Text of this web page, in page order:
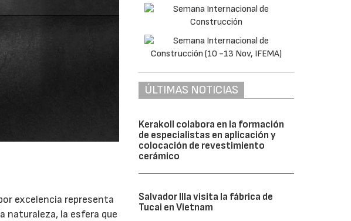
excelencia representa
naturaleza, la esfera que
ÚLTIMAS NOTICIAS
Kerakoll colabora en la formación
de especialistas en aplicación y
colocación de revestimiento
cerámico
Salvador Illa visita la fábrica de
Tucai en Vietnam